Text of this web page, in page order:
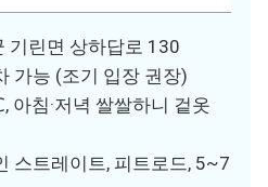
기린면 상하답로 130
가능 (조기 입장 권장)
침·저녁 쌀쌀하니 겉옷
스트레이트, 피트로드, 5~7